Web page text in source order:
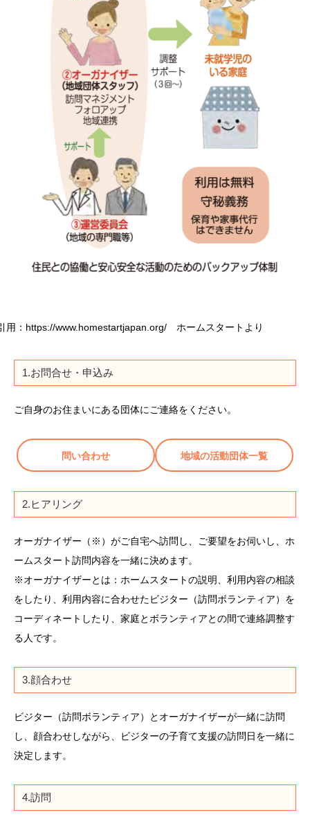
用：https://www.homestartjapan.org/ ホームスタートより
1.お問合せ・申込み
ご自身のお住まいにある団体にご連絡をください。
問い合わせ 地域の活動団体一覧
2.ヒアリング
オーガナイザー（※）がご自宅へ訪問し、ご要望をお伺いし、ホ
ームスタート訪問内容を一緒に決めます。
※オーガナイザーとは：ホームスタートの説明、利用内容の相談
をしたり、利用内容に合わせたビジター（訪問ボランティア）を
コーディネートしたり、家庭とボランティアとの間で連絡調整す
る人です。
3.顔合わせ
ビジター（訪問ボランティア）とオーガナイザーが一緒に訪問
し、顔合わせしながら、ビジターの子育て支援の訪問日を一緒に
決定します。
4.訪問